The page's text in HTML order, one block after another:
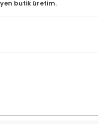
butik üretim.